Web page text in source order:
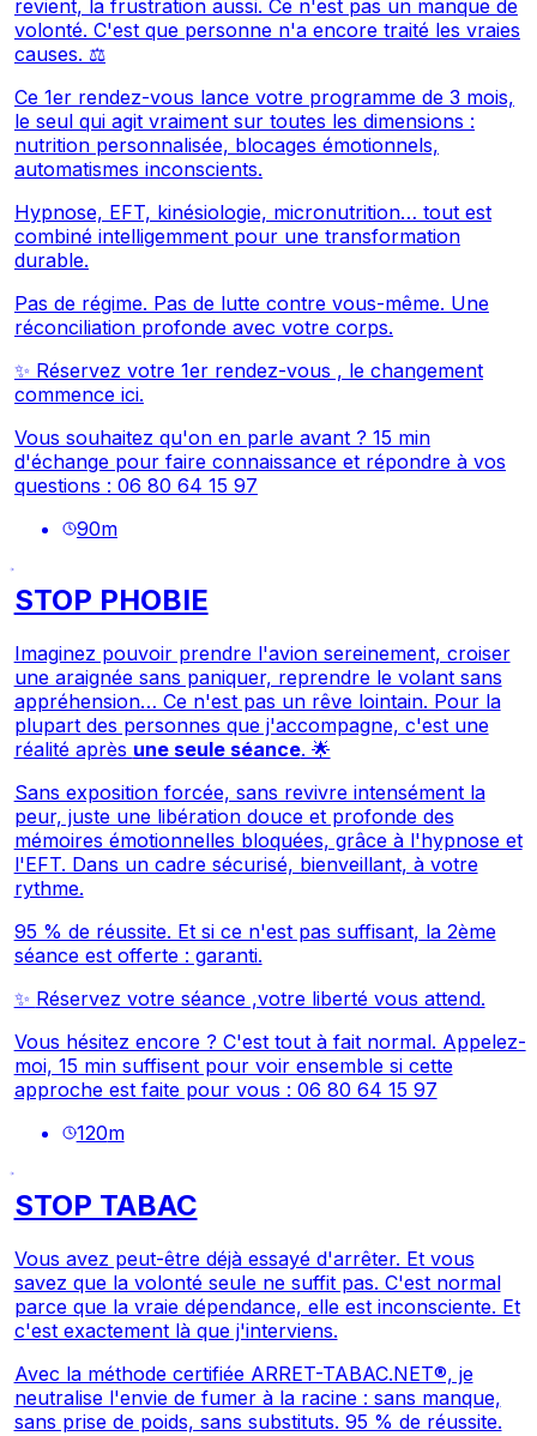
revient, la frustration aussi. Ce n'est pas un manque de
volonté. C'est que personne n'a encore traité les vraies
causes. ⚖️
Ce 1er rendez-vous lance votre programme de 3 mois,
le seul qui agit vraiment sur toutes les dimensions :
nutrition personnalisée, blocages émotionnels,
automatismes inconscients.
Hypnose, EFT, kinésiologie, micronutrition… tout est
combiné intelligemment pour une transformation
durable.
Pas de régime. Pas de lutte contre vous-même. Une
réconciliation profonde avec votre corps.
✨ Réservez votre 1er rendez-vous , le changement
commence ici.
Vous souhaitez qu'on en parle avant ? 15 min
d'échange pour faire connaissance et répondre à vos
questions : 06 80 64 15 97
90m
STOP PHOBIE
Imaginez pouvoir prendre l'avion sereinement, croiser
une araignée sans paniquer, reprendre le volant sans
appréhension… Ce n'est pas un rêve lointain. Pour la
plupart des personnes que j'accompagne, c'est une
réalité après une seule séance. 🌟
Sans exposition forcée, sans revivre intensément la
peur, juste une libération douce et profonde des
mémoires émotionnelles bloquées, grâce à l'hypnose et
l'EFT. Dans un cadre sécurisé, bienveillant, à votre
rythme.
95 % de réussite. Et si ce n'est pas suffisant, la 2ème
séance est offerte : garanti.
✨ Réservez votre séance ,votre liberté vous attend.
Vous hésitez encore ? C'est tout à fait normal. Appelez-
moi, 15 min suffisent pour voir ensemble si cette
approche est faite pour vous : 06 80 64 15 97
120m
STOP TABAC
Vous avez peut-être déjà essayé d'arrêter. Et vous
savez que la volonté seule ne suffit pas. C'est normal
parce que la vraie dépendance, elle est inconsciente. Et
c'est exactement là que j'interviens.
Avec la méthode certifiée ARRET-TABAC.NET®, je
neutralise l'envie de fumer à la racine : sans manque,
sans prise de poids, sans substituts. 95 % de réussite.